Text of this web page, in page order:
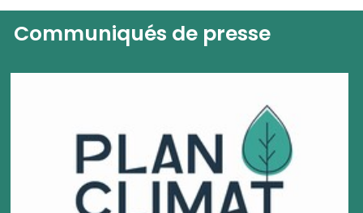
Communiqués de presse